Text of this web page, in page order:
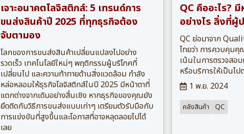
เจาะอนาคตโลจิสติกส์: 5 เทรนด์การ
ขนส่งสินค้าปี 2025 ที่ทุกธุรกิจต้อง
จับตามอง
โลกของการขนส่งสินค้าเปลี่ยนแปลงไปอย่าง
รวดเร็ว เทคโนโลยีใหม่ๆ พฤติกรรมผู้บริโภคที่
เปลี่ยนไป และความท้าทายด้านสิ่งแวดล้อม กำลัง
หล่อหลอมให้ธุรกิจโลจิสติกส์ในปี 2025 มีหน้าตาที่
แตกต่างจากเดิมอย่างสิ้นเชิง หากธุรกิจของคุณยัง
ยึดติดกับวิธีการขนส่งแบบเก่าๆ เตรียมตัวรับมือกับ
การแข่งขันที่สูงขึ้นและโอกาสที่อาจหลุดลอยไปได้
เลย
QC คืออะไร?
อย่างไร สิ่งที่ผู้
QC ย่อมาจาก
ไทยว่า การควบคุม
เน้นในการตรวจส
หรือบริการให้เป็นไ
1 พ.ย. 2024
คลังสินค้า QC